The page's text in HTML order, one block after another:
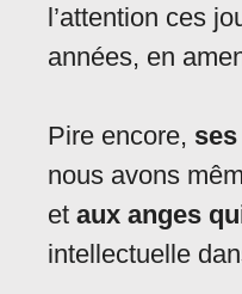
l’attention ces
années, en
Pire encore,
nous avons
et aux anges
intellectuelle